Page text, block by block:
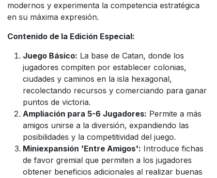
modernos y experimenta la competencia estratégica
en su máxima expresión.
Contenido de la Edición Especial:
Juego Básico: La base de Catan, donde los
jugadores compiten por establecer colonias,
ciudades y caminos en la isla hexagonal,
recolectando recursos y comerciando para ganar
puntos de victoria.
Ampliación para 5-6 Jugadores: Permite a más
amigos unirse a la diversión, expandiendo las
posibilidades y la competitividad del juego.
Miniexpansión 'Entre Amigos': Introduce fichas
de favor gremial que permiten a los jugadores
obtener beneficios adicionales al realizar buenas